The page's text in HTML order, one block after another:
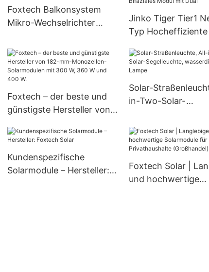
Foxtech Balkonsystem
Mikro-Wechselrichter
Hersteller aus China
Jinko Tiger Tier1
Typ Hocheffiziente
Watt 630 Watt 650
Bifaziales Modul mit
Foxtech – der beste und
günstigste Hersteller von
Solarmodulen mit 300 W,
Solar-
in-Two-Solar-
wasserdichte Lampe
Kundenspezifische
Solarmodule – Hersteller:
Foxtech Solar |
und hochwertige